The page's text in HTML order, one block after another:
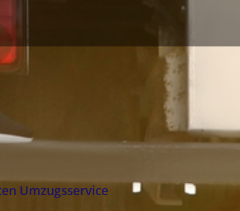
Ihnen zur Seite!
Umzugsservice